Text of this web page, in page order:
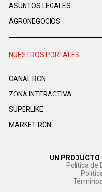
ASUNTOS LEGALES
AGRONEGOCIOS
NUESTROS PORTALES
CANAL RCN
ZONA INTERACTIVA
SUPERLIKE
MARKET RCN
UN PRODUCTO
Política de